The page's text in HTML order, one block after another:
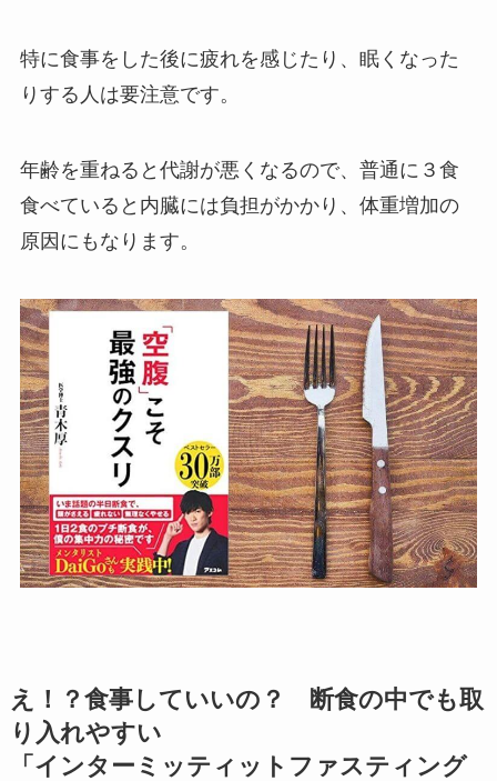
特に食事をした後に疲れを感じたり、眠くなった
りする人は要注意です。
年齢を重ねると代謝が悪くなるので、普通に３食
食べていると内臓には負担がかかり、体重増加の
原因にもなります。
え！？食事していいの？ 断食の中でも取
り入れやすい
「インターミッティットファスティング